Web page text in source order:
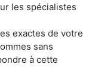
les spécialistes
exactes de votre
sans
à cette